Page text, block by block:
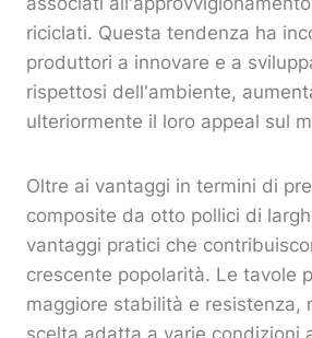
riciclati. Questa tendenza ha
produttori a innovare e a
rispettosi dell'ambiente,
ulteriormente il loro appeal sul
Oltre ai vantaggi in termini di
composite da otto pollici di
vantaggi pratici che
crescente popolarità. Le tavole
maggiore stabilità e resistenza,